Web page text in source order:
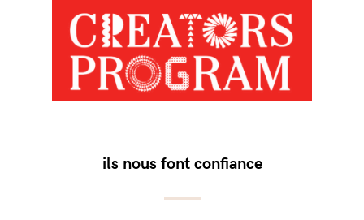
ils nous font confiance